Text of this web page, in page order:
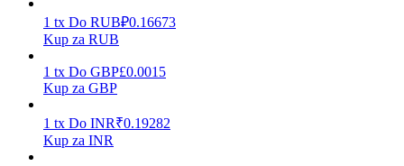
Mocna Świnka
Codziennie zdobywaj konkurencyjne nagrody
1 tx Do RUB₽0.16673
Kup za RUB
1 tx Do GBP£0.0015
Kup za GBP
1 tx Do INR₹0.19282
Kup za INR